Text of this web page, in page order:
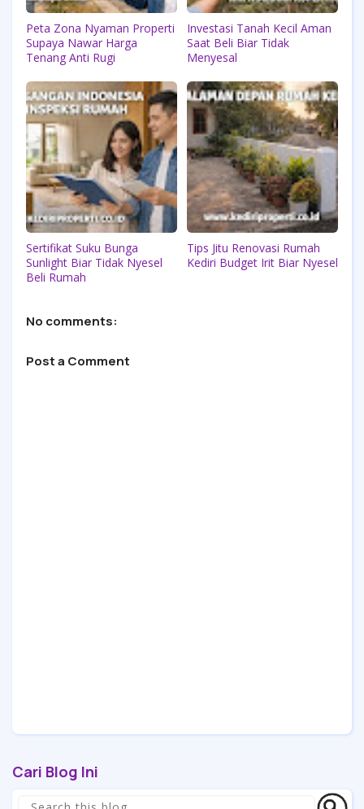
Peta Zona Nyaman Properti
Supaya Nawar Harga
Tenang Anti Rugi
Investasi Tanah Kecil Aman
Saat Beli Biar Tidak
Menyesal
Sertifikat Suku Bunga
Sunlight Biar Tidak Nyesel
Beli Rumah
Tips Jitu Renovasi Rumah
Kediri Budget Irit Biar Nyesel
No comments:
Post a Comment
Cari Blog Ini